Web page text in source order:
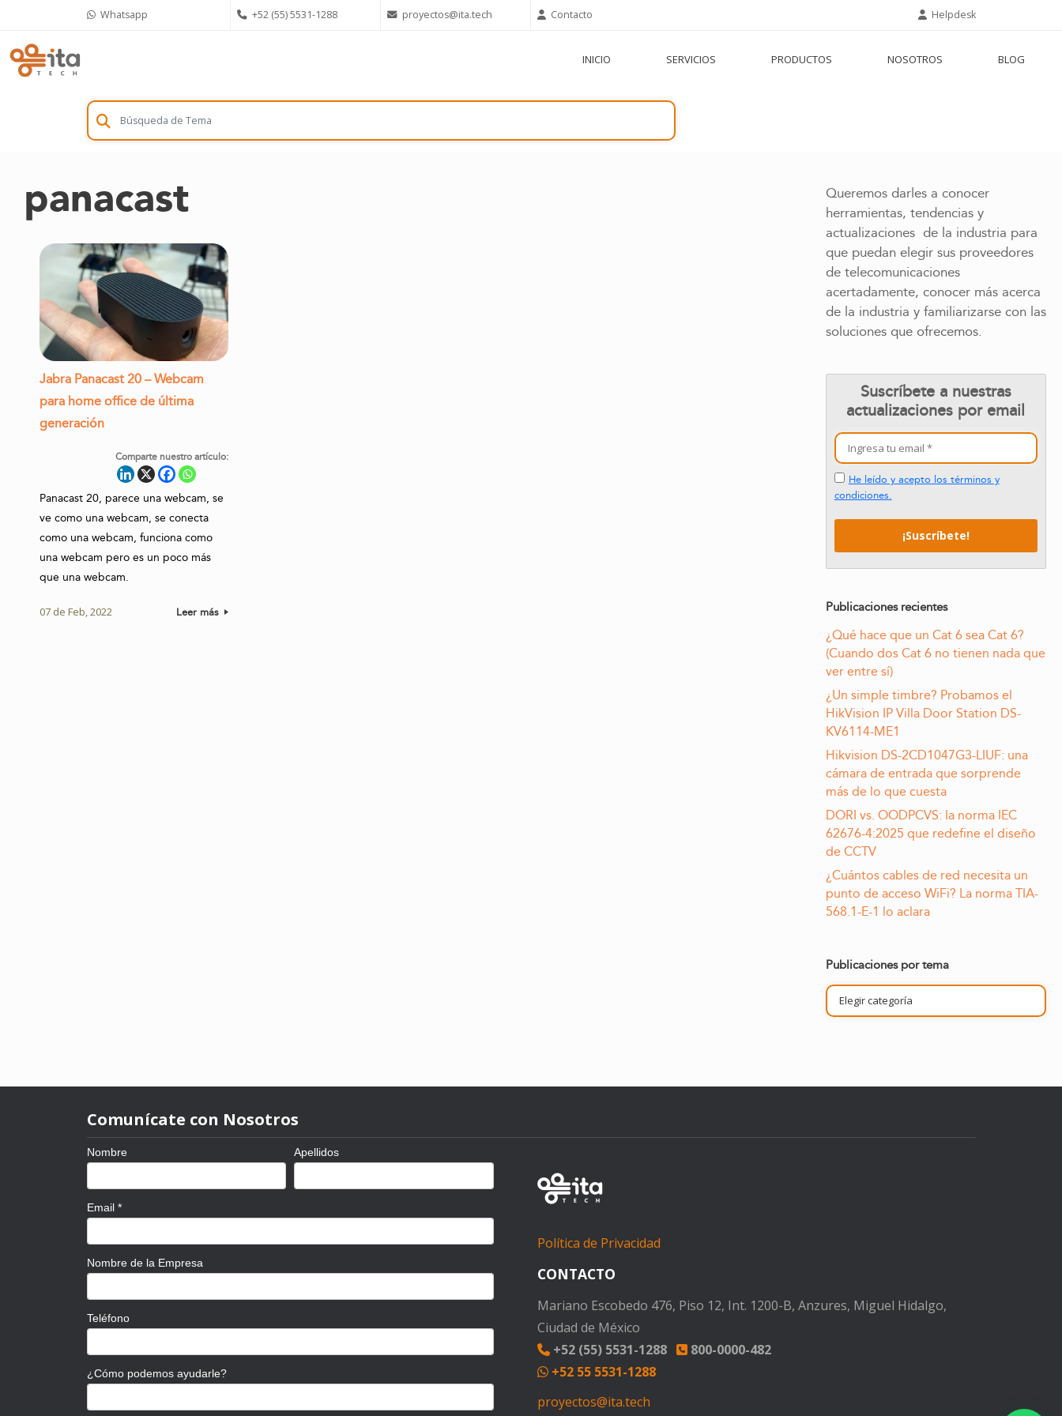
Whatsapp +52 (55) 5531-1288 proyectos@ita.tech Contacto Helpdesk
INICIO SERVICIOS PRODUCTOS NOSOTROS BLOG
panacast
Jabra Panacast 20 – Webcam
para home office de última
generación
Comparte nuestro artículo:
Panacast 20, parece una webcam, se
ve como una webcam, se conecta
como una webcam, funciona como
una webcam pero es un poco más
que una webcam.
07 de Feb, 2022 Leer más
Queremos darles a conocer
herramientas, tendencias y
actualizaciones de la industria para
que puedan elegir sus proveedores
de telecomunicaciones
acertadamente, conocer más acerca
de la industria y familiarizarse con las
soluciones que ofrecemos.
Suscríbete a nuestras
actualizaciones por email
He leído y acepto los términos y
condiciones.
Publicaciones recientes
¿Qué hace que un Cat 6 sea Cat 6?
(Cuando dos Cat 6 no tienen nada que
ver entre sí)
¿Un simple timbre? Probamos el
HikVision IP Villa Door Station DS-
KV6114-ME1
Hikvision DS-2CD1047G3-LIUF: una
cámara de entrada que sorprende
más de lo que cuesta
DORI vs. OODPCVS: la norma IEC
62676-4:2025 que redefine el diseño
de CCTV
¿Cuántos cables de red necesita un
punto de acceso WiFi? La norma TIA-
568.1-E-1 lo aclara
Publicaciones por tema
Publicaciones
por
tema
Comunícate con Nosotros
Nombre Apellidos
Email *
Nombre de la Empresa
Teléfono
¿Cómo podemos ayudarle?
Política de Privacidad
CONTACTO
Mariano Escobedo 476, Piso 12, Int. 1200-B, Anzures, Miguel Hidalgo,
Ciudad de México
+52 (55) 5531-1288
800-0000-482
+52 55 5531-1288
proyectos@ita.tech